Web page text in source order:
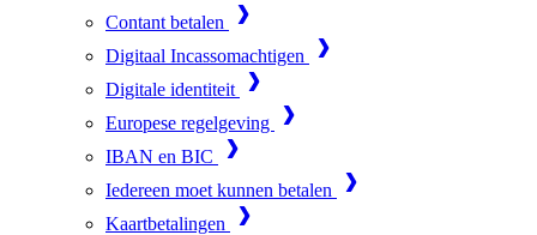
Contant betalen
Digitaal Incassomachtigen
Digitale identiteit
Europese regelgeving
IBAN en BIC
Iedereen moet kunnen betalen
Kaartbetalingen